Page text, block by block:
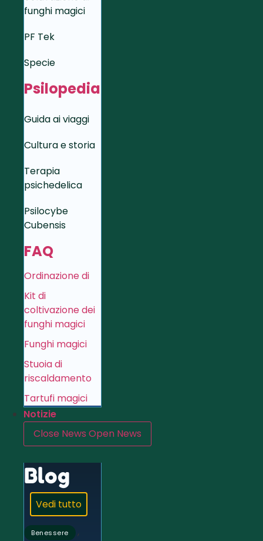
funghi magici
PF Tek
Specie
Psilopedia
Guida ai viaggi
Cultura e storia
Terapia
psichedelica
Psilocybe
Cubensis
FAQ
Ordinazione di
Kit di
coltivazione dei
funghi magici
Funghi magici
Stuoia di
riscaldamento
Tartufi magici
Notizie
Close News Open News
Blog
Vedi tutto
Benessere ,